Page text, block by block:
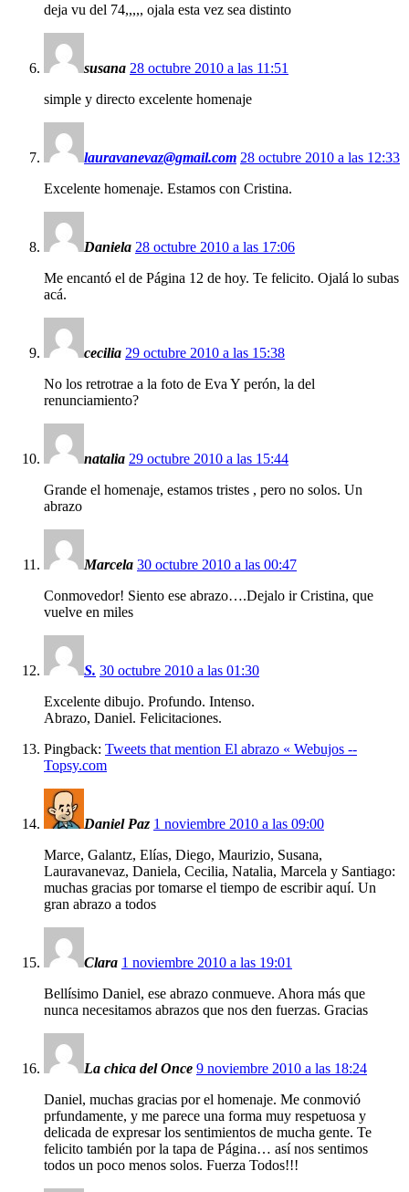
deja vu del 74,,,,, ojala esta vez sea distinto
susana 28 octubre 2010 a las 11:51
simple y directo excelente homenaje
lauravanevaz@gmail.com 28 octubre 2010 a las 12:33
Excelente homenaje. Estamos con Cristina.
Daniela 28 octubre 2010 a las 17:06
Me encantó el de Página 12 de hoy. Te felicito. Ojalá lo subas
acá.
cecilia 29 octubre 2010 a las 15:38
No los retrotrae a la foto de Eva Y perón, la del
renunciamiento?
natalia 29 octubre 2010 a las 15:44
Grande el homenaje, estamos tristes , pero no solos. Un
abrazo
Marcela 30 octubre 2010 a las 00:47
Conmovedor! Siento ese abrazo….Dejalo ir Cristina, que
vuelve en miles
S. 30 octubre 2010 a las 01:30
Excelente dibujo. Profundo. Intenso.
Abrazo, Daniel. Felicitaciones.
Pingback: Tweets that mention El abrazo « Webujos --
Topsy.com
Daniel Paz 1 noviembre 2010 a las 09:00
Marce, Galantz, Elías, Diego, Maurizio, Susana,
Lauravanevaz, Daniela, Cecilia, Natalia, Marcela y Santiago:
muchas gracias por tomarse el tiempo de escribir aquí. Un
gran abrazo a todos
Clara 1 noviembre 2010 a las 19:01
Bellísimo Daniel, ese abrazo conmueve. Ahora más que
nunca necesitamos abrazos que nos den fuerzas. Gracias
La chica del Once 9 noviembre 2010 a las 18:24
Daniel, muchas gracias por el homenaje. Me conmovió
prfundamente, y me parece una forma muy respetuosa y
delicada de expresar los sentimientos de mucha gente. Te
felicito también por la tapa de Página… así nos sentimos
todos un poco menos solos. Fuerza Todos!!!